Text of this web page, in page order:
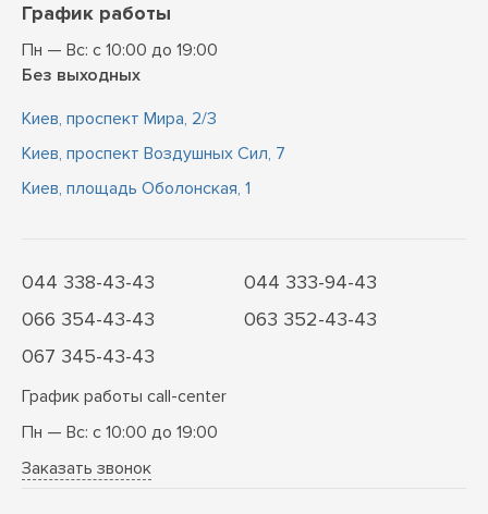
График работы
Пн — Вс: с 10:00 до 19:00
Без выходных
Киев, проспект Мира, 2/3
Киев, проспект Воздушных Сил, 7
Киев, площадь Оболонская, 1
044 338-43-43
044 333-94-43
066 354-43-43
063 352-43-43
067 345-43-43
График работы call-center
Пн — Вс: с 10:00 до 19:00
Заказать звонок